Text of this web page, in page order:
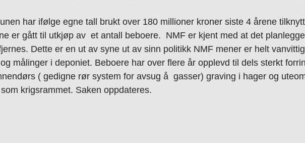
har ifølge egne tall brukt over 180 millioner kroner siste 4 årene
er gått til utkjøp av et antall beboere. NMF er kjent med at det
Dette er en ut av syne ut av sinn politikk NMF mener er helt
målinger i deponiet. Beboere har over flere år opplevd til dels sterkt
( gedigne rør system for avsug å gasser) graving i hager og
krigsrammet. Saken oppdateres.